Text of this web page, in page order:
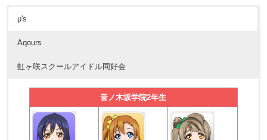
μ's
Aqours
虹ヶ咲スクールアイドル同好会
音ノ木坂学院2年生